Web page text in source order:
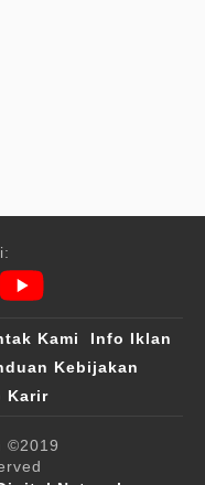
Kami
Info Iklan
Kebijakan
Karir
©2019